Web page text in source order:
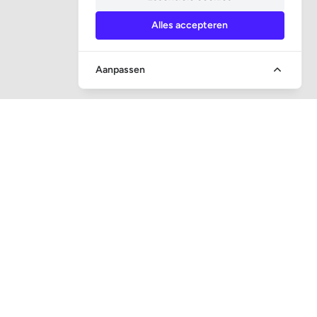
Alles accepteren
Aanpassen